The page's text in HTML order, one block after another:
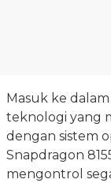
Masuk ke
teknologi yang
dengan sistem
Snapdragon
mengontrol